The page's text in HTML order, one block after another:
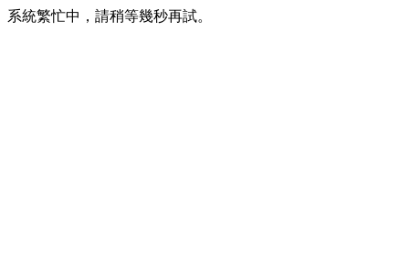
系統繁忙中，請稍等幾秒再試。